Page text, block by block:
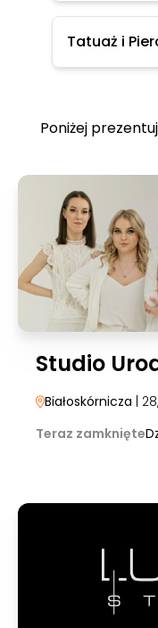
Tatuaż i
Poniżej
Studio
Białoskórnicza | 28
Teraz zamknięte